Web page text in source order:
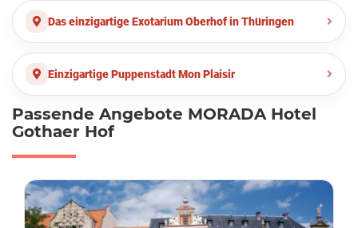
Das einzigartige Exotarium Oberhof in Thüringen
Einzigartige Puppenstadt Mon Plaisir
Passende Angebote MORADA Hotel
Gothaer Hof